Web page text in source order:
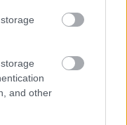
and other
Szólj hozzá!